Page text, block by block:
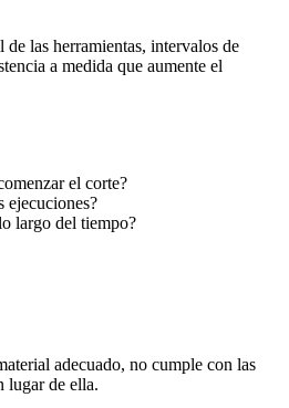
las herramientas, intervalos de
a medida que aumente el
el corte?
ejecuciones?
largo del tiempo?
adecuado, no cumple con las
lugar de ella.